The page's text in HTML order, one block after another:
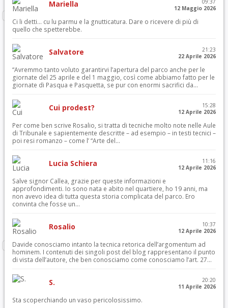
Mariella
09:37
12 Maggio 2026
Ci li detti… cu lu parmu e la gnutticatura. Dare o ricevere di più di
quello che spetterebbe.
Salvatore
21:23
22 Aprile 2026
“Avremmo tanto voluto garantirvi l’apertura del parco anche per le
giornate del 25 aprile e del 1 maggio, così come abbiamo fatto per le
giornate di Pasqua e Pasquetta, se pur con enormi sacrifici da...
Cui prodest?
15:28
12 Aprile 2026
Per come ben scrive Rosalio, si tratta di tecniche molto note nelle Aule
di Tribunale e sapientemente descritte – ad esempio – in testi tecnici –
poi resi romanzo – come l’ “Arte del...
Lucia Schiera
11:16
12 Aprile 2026
Salve signor Callea, grazie per queste informazioni e
approfondimenti. Io sono nata e abito nel quartiere, ho 19 anni, ma
non avevo idea di tutta questa storia complicata del parco. Ero
convinta che fosse un...
Rosalio
10:37
12 Aprile 2026
Davide conosciamo intanto la tecnica retorica dell’argomentum ad
hominem. I contenuti dei singoli post del blog rappresentano il punto
di vista dell’autore, che ben conosciamo come conosciamo l’art. 27...
S.
20:20
11 Aprile 2026
Sta scoperchiando un vaso pericolosissimo.